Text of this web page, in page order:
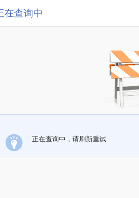
在查询中
正在查询中，请刷新重试